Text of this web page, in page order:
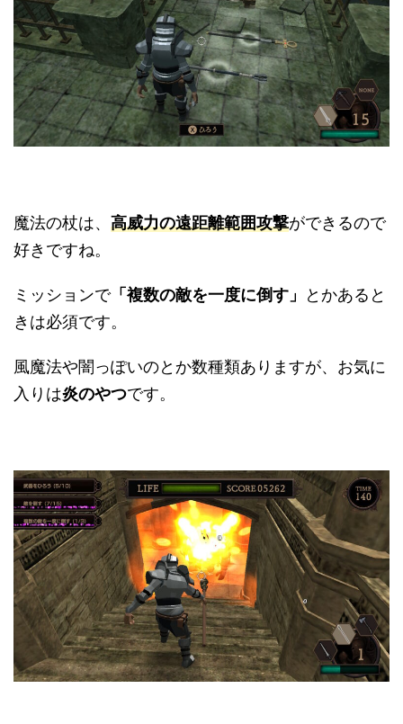
魔法の杖は、 高威力の遠距離範囲攻撃ができるので
好きですね。
ミッションで「複数の敵を一度に倒す」
とかあると
きは必須です。
風魔法や闇っぽいのとか数種類ありますが、お気に
入りは炎のやつです。